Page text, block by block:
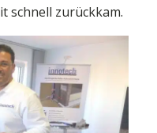
schnell zurückkam.